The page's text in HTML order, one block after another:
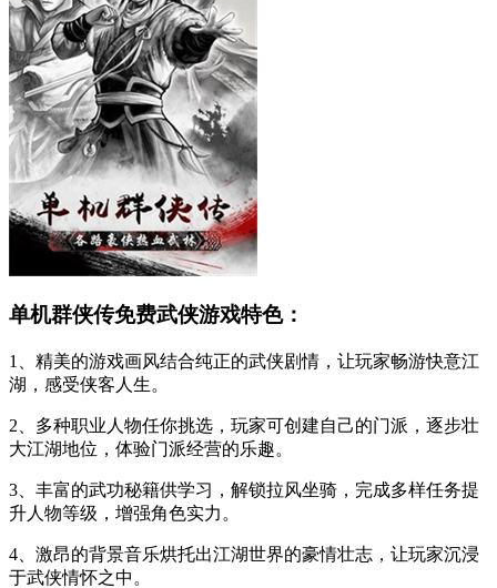
单机群侠传免费武侠游戏特色：
1、精美的游戏画风结合纯正的武侠剧情，让玩家畅游快意江
湖，感受侠客人生。
2、多种职业人物任你挑选，玩家可创建自己的门派，逐步壮
大江湖地位，体验门派经营的乐趣。
3、丰富的武功秘籍供学习，解锁拉风坐骑，完成多样任务提
升人物等级，增强角色实力。
4、激昂的背景音乐烘托出江湖世界的豪情壮志，让玩家沉浸
于武侠情怀之中。